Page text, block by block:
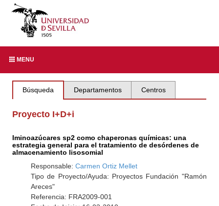
MENU
Búsqueda Departamentos Centros
Proyecto I+D+i
Iminoazúcares sp2 como chaperonas químicas: una
estrategia general para el tratamiento de desórdenes de
almacenamiento lisosomial
Responsable: Carmen Ortiz Mellet
Tipo de Proyecto/Ayuda: Proyectos Fundación "Ramón
Areces"
Referencia: FRA2009-001